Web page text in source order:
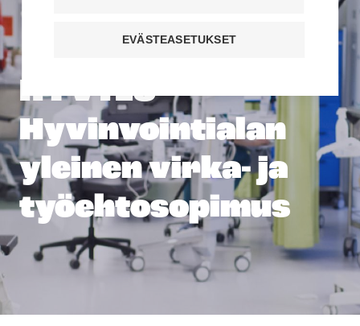
HYVTES –
Hyvinvointialan
yleinen virka- ja
työehtosopimus
EVÄSTEASETUKSET